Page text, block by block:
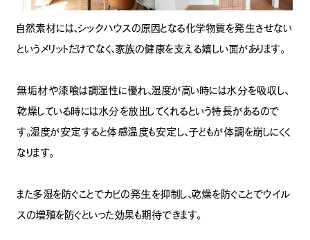
自然素材には、シックハウスの原因となる化学物質を発生させない
というメリットだけでなく、家族の健康を支える嬉しい面があります。
無垢材や漆喰は調湿性に優れ、湿度が高い時には水分を吸収し、
乾燥している時には水分を放出してくれるという特長があるので
す。湿度が安定すると体感温度も安定し、子どもが体調を崩しにくく
なります。
また多湿を防ぐことでカビの発生を抑制し、乾燥を防ぐことでウイル
スの増殖を防ぐといった効果も期待できます。